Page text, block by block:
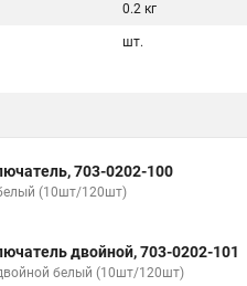
0.2 кг
шт.
703-0202-100
(10шт/120шт)
двойной, 703-0202-101
белый (10шт/120шт)